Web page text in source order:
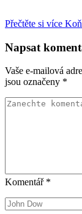
Přečtěte si více
Napsat
Vaše e-mailová
jsou označeny *
Komentář *